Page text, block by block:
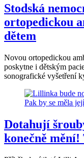
Stodská
ortopedickou
dětem
Novou ortopedickou
poskytne i dětským
sonografické vyšetření
Dotahují
konečně